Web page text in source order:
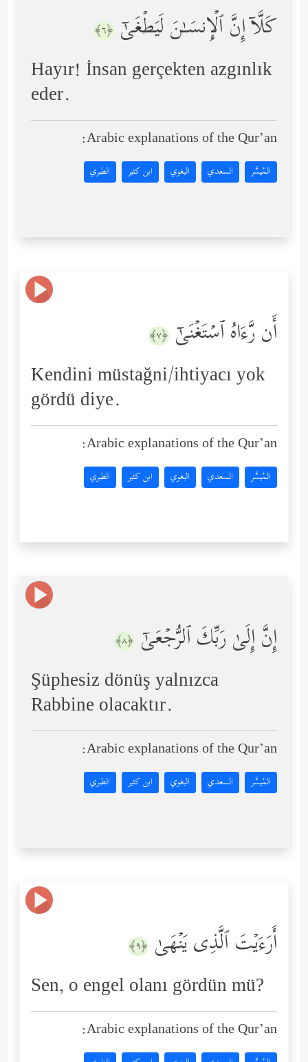
كَلَّاۤ إِنَّ ٱلۡإِنسَـٰنَ لَیَطۡغَىٰۤ ﴿٦﴾
Hayır! İnsan gerçekten azgınlık
eder.
Arabic explanations of the Qur’an:
المُيسَّر السعدي البغوي ابن كثير الطبري
أَن رَّءَاهُ ٱسۡتَغۡنَىٰۤ ﴿٧﴾
Kendini müstağni/ihtiyacı yok
gördü diye.
Arabic explanations of the Qur’an:
المُيسَّر السعدي البغوي ابن كثير الطبري
إِنَّ إِلَىٰ رَبِّكَ ٱلرُّجۡعَىٰۤ ﴿٨﴾
Şüphesiz dönüş yalnızca
Rabbine olacaktır.
Arabic explanations of the Qur’an:
المُيسَّر السعدي البغوي ابن كثير الطبري
أَرَءَیۡتَ ٱلَّذِی یَنۡهَىٰ ﴿٩﴾
Sen, o engel olanı gördün mü?
Arabic explanations of the Qur’an: